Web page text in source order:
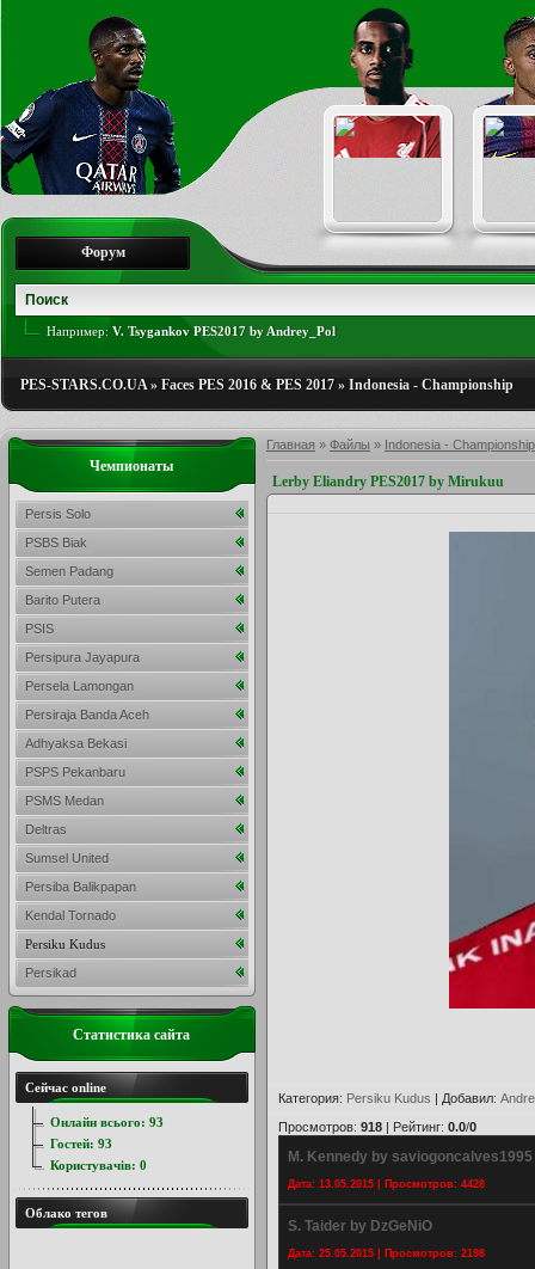
Форум
Например: V. Tsygankov PES2017 by Andrey_Pol
PES-STARS.CO.UA» Faces PES 2016 & PES 2017 » Indonesia - Championship
Главная » Файлы » Indonesia - Championship
Lerby Eliandry PES2017 by Mirukuu
Категория: Persiku Kudus | Добавил:
Просмотров: 918 | Рейтинг: 0.0/0
M. Kennedy by saviogoncalves1995
Дата: 13.05.2015 | Просмотров: 4428
S. Taider by DzGeNiO
Дата: 25.05.2015 | Просмотров: 2198
Чемпионаты
Persis Solo
PSBS Biak
Semen Padang
Barito Putera
PSIS
Persipura Jayapura
Persela Lamongan
Persiraja Banda Aceh
Adhyaksa Bekasi
PSPS Pekanbaru
PSMS Medan
Deltras
Sumsel United
Persiba Balikpapan
Kendal Tornado
Persiku Kudus
Persikad
Статистика сайта
Сейчас online
Онлайн всього: 93
Гостей: 93
Користувачів: 0
Облако тегов